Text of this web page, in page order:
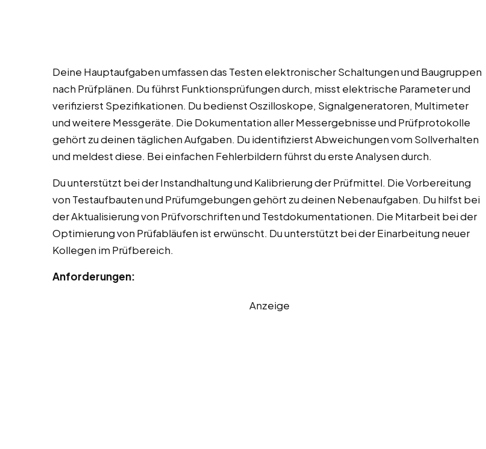
Deine Hauptaufgaben umfassen das Testen elektronischer Schaltungen und Baugruppen
nach Prüfplänen. Du führst Funktionsprüfungen durch, misst elektrische Parameter und
verifizierst Spezifikationen. Du bedienst Oszilloskope, Signalgeneratoren, Multimeter
und weitere Messgeräte. Die Dokumentation aller Messergebnisse und Prüfprotokolle
gehört zu deinen täglichen Aufgaben. Du identifizierst Abweichungen vom Sollverhalten
und meldest diese. Bei einfachen Fehlerbildern führst du erste Analysen durch.
Du unterstützt bei der Instandhaltung und Kalibrierung der Prüfmittel. Die Vorbereitung
von Testaufbauten und Prüfumgebungen gehört zu deinen Nebenaufgaben. Du hilfst bei
der Aktualisierung von Prüfvorschriften und Testdokumentationen. Die Mitarbeit bei der
Optimierung von Prüfabläufen ist erwünscht. Du unterstützt bei der Einarbeitung neuer
Kollegen im Prüfbereich.
Anforderungen:
Anzeige